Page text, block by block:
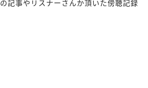
記事やリスナーさんか頂いた傍聴記録